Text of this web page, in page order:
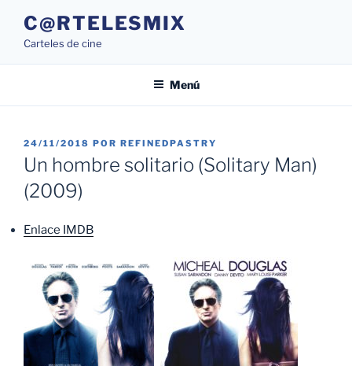
contenido
C@RTELESMIX
Carteles de cine
Menú
PUBLICADO
EL
24/11/2018 POR REFINEDPASTRY
Un hombre solitario (Solitary Man)
(2009)
Enlace IMDB